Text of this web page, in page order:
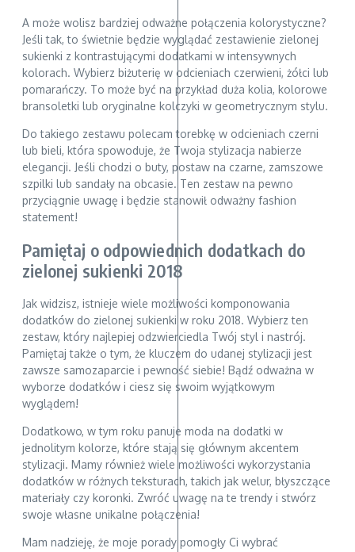
A może wolisz bardziej odważne połączenia kolorystyczne?
Jeśli tak, to świetnie będzie wyglądać zestawienie zielonej
sukienki z kontrastującymi dodatkami w intensywnych
kolorach. Wybierz biżuterię w odcieniach czerwieni, żółci lub
pomarańczy. To może być na przykład duża kolia, kolorowe
bransoletki lub oryginalne kolczyki w geometrycznym stylu.
Do takiego zestawu polecam torebkę w odcieniach czerni
lub bieli, która spowoduje, że Twoja stylizacja nabierze
elegancji. Jeśli chodzi o buty, postaw na czarne, zamszowe
szpilki lub sandały na obcasie. Ten zestaw na pewno
przyciągnie uwagę i będzie stanowił odważny fashion
statement!
Pamiętaj o odpowiednich dodatkach do
zielonej sukienki 2018
Jak widzisz, istnieje wiele możliwości komponowania
dodatków do zielonej sukienki w roku 2018. Wybierz ten
zestaw, który najlepiej odzwierciedla Twój styl i nastrój.
Pamiętaj także o tym, że kluczem do udanej stylizacji jest
zawsze samozaparcie i pewność siebie! Bądź odważna w
wyborze dodatków i ciesz się swoim wyjątkowym
wyglądem!
Dodatkowo, w tym roku panuje moda na dodatki w
jednolitym kolorze, które stają się głównym akcentem
stylizacji. Mamy również wiele możliwości wykorzystania
dodatków w różnych teksturach, takich jak welur, błyszczące
materiały czy koronki. Zwróć uwagę na te trendy i stwórz
swoje własne unikalne połączenia!
Mam nadzieję, że moje porady pomogły Ci wybrać